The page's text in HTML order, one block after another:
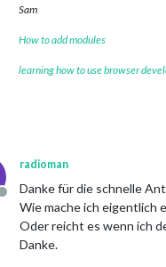
Sam
How to add modules
learning how to use browser
Offline
radioman
Danke für die schnelle
Wie mache ich eigentlich
Oder reicht es wenn ich
Danke.